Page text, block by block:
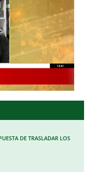
DE TRASLADAR LOS